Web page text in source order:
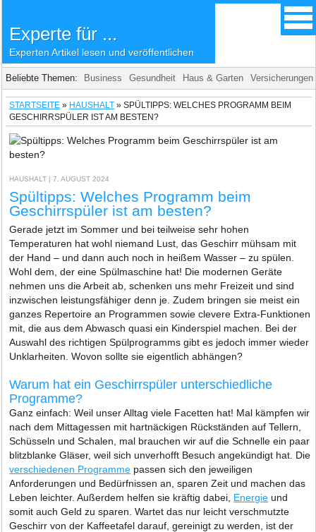
Experte für ...
Experten Artikel lesen und veröffentlichen
Beliebte Themen: Business Gesundheit Haus & Garten Versicherungen
STARTSEITE » HAUSHALT »SPÜLTIPPS: WELCHES PROGRAMM BEIM
GESCHIRRSPÜLER IST AM BESTEN?
HAUSHALT | 7. AUGUST 2024
Spültipps: Welches Programm beim
Geschirrspüler ist am besten?
Gerade jetzt im Sommer und bei teilweise sehr hohen
Temperaturen hat wohl niemand Lust, das Geschirr mühsam mit
der Hand – und dann auch noch in heißem Wasser – zu spülen.
Wohl dem, der eine Spülmaschine hat! Die modernen Geräte
nehmen uns die Arbeit ab, schenken uns mehr Freizeit und sind
inzwischen leistungsfähiger denn je. Zudem bringen sie meist ein
ganzes Repertoire an Programmen sowie clevere Extra-Funktionen
mit, die aus dem Abwasch quasi ein Kinderspiel machen. Bei der
Auswahl des richtigen Spülprogramms gibt es jedoch immer wieder
Unklarheiten. Wovon sollte sie eigentlich abhängen?
Warum hat ein Geschirrspüler unterschiedliche
Programme?
Ganz einfach: Weil unser Alltag viele Facetten hat! Mal kämpfen wir
nach dem Mittagessen mit hartnäckigen Rückständen auf Tellern,
Schüsseln und Schalen, mal brauchen wir auf die Schnelle ein paar
blitzblanke Gläser, weil sich unverhofft Besuch angekündigt hat. Die
verschiedenen Programme passen sich den jeweiligen
Anforderungen und Bedürfnissen an, sparen Zeit und machen das
Leben leichter. Außerdem helfen sie kräftig dabei, Energie und
somit auch Geld zu sparen. Wartet das nur leicht verschmutzte
Geschirr von der Kaffeetafel darauf, gereinigt zu werden, ist der